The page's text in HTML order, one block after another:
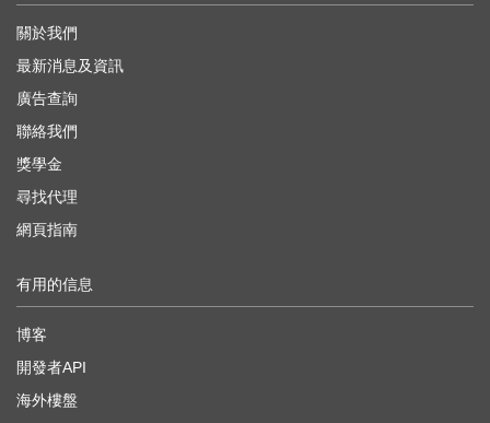
關於我們
最新消息及資訊
廣告查詢
聯絡我們
獎學金
尋找代理
網頁指南
有用的信息
博客
開發者API
海外樓盤